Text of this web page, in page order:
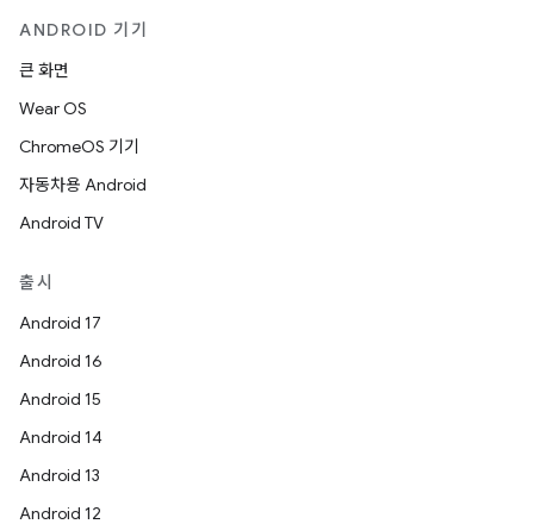
ANDROID 기기
큰 화면
Wear OS
ChromeOS 기기
자동차용 Android
Android TV
출시
Android 17
Android 16
Android 15
Android 14
Android 13
Android 12